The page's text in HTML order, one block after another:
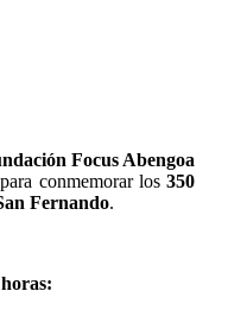
Focus Abengoa
conmemorar los 350
Fernando.